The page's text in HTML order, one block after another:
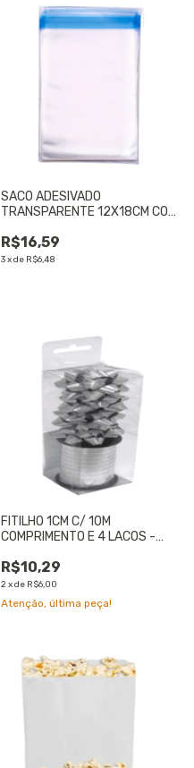
SACO ADESIVADO
TRANSPARENTE 12X18CM COM
R$16,59
3xde R$6,48
FITILHO 1CM C/ 10M
COMPRIMENTO E 4 LACOS -
R$10,29
2xde R$6,00
Atenção, última peça!